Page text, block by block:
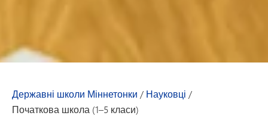
Державні школи Міннетонки / Науковці /
Початкова школа (1–5 класи)